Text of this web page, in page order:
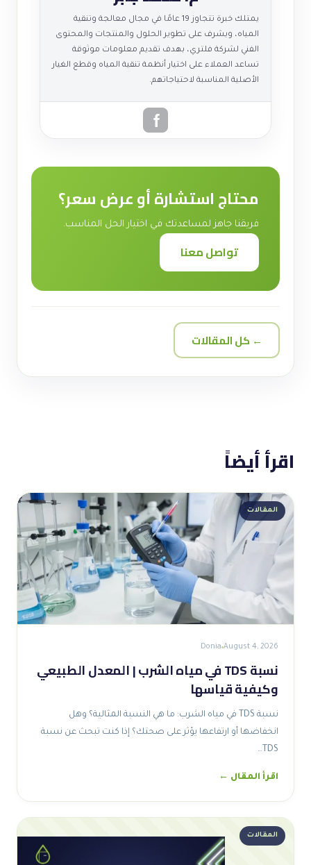
يمتلك خبرة تتجاوز 19 عامًا في مجال معالجة وتنقية
المياه، ويشرف على تطوير الحلول والمنتجات والمحتوى
الفني لشركة فلتري، بهدف تقديم معلومات موثوقة
تساعد العملاء على اختيار أنظمة تنقية المياه وقطع الغيار
الأصلية المناسبة لاحتياجاتهم.
محتاج استشارة أو عرض سعر؟
فريقنا جاهز لمساعدتك في اختيار الحل المناسب.
تواصل معنا
← كل المقالات
اقرأ أيضاً
المقالات
August 4, 2026
Donia
نسبة TDS في مياه الشرب | المعدل الطبيعي
وكيفية قياسها
نسبة TDS في مياه الشرب: ما هي النسبة المثالية؟ وهل
انخفاضها أو ارتفاعها يؤثر على صحتك؟ إذا كنت تبحث عن نسبة
TDS…
اقرأ المقال ←
المقالات